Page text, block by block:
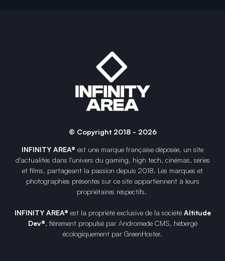
© Copyright 2018 - 2026
INFINITY AREA® est une marque française déposée, un site
d'actualités dans l'univers du gaming, high tech, cinémas, séries
et films, partageant la passion depuis 2018. Les marques et
photographies présentes sur ce site appartiennent à leurs
propriétaires respectifs.
INFINITY AREA® est la propriété exclusive de la société Altitude
Dev®, fièrement propulsé par Andromede CMS, hébergé
écologiquement par GreenHoster.